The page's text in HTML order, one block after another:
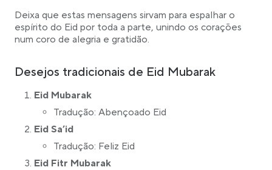
Deixa que estas mensagens sirvam para espalhar o
espírito do Eid por toda a parte, unindo os corações
num coro de alegria e gratidão.
Desejos tradicionais de Eid Mubarak
Eid Mubarak
Tradução: Abençoado Eid
Eid Sa’id
Tradução: Feliz Eid
Eid Fitr Mubarak